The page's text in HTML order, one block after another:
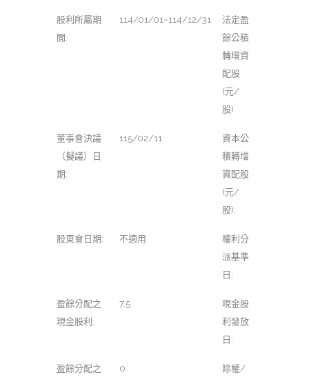
股利所屬期
間:
114/01/01~114/12/31
法定盈
餘公積
轉增資
配股
(元/
股):
董事會決議
（擬議）日
期:
115/02/11
資本公
積轉增
資配股
(元/
股):
股東會日期: 不適用
權利分
派基準
日:
盈餘分配之
現金股利:
7.5
現金股
利發放
日:
盈餘分配之
0
除權/